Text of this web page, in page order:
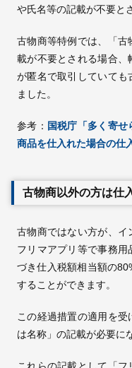
や氏名等の記載が不要と
古物商等特例では、「
載が不要とされる場合
が匿名で取引していても
ました。
参考： 国税庁「多く寄せ
商品を仕入れた場合の仕
古物商以外の方は仕
古物商ではない方が、イ
フリマアプリ等で事務
づき仕入税額相当額の
することができます。
この経過措置の適用を
は名称」の記載が必要に